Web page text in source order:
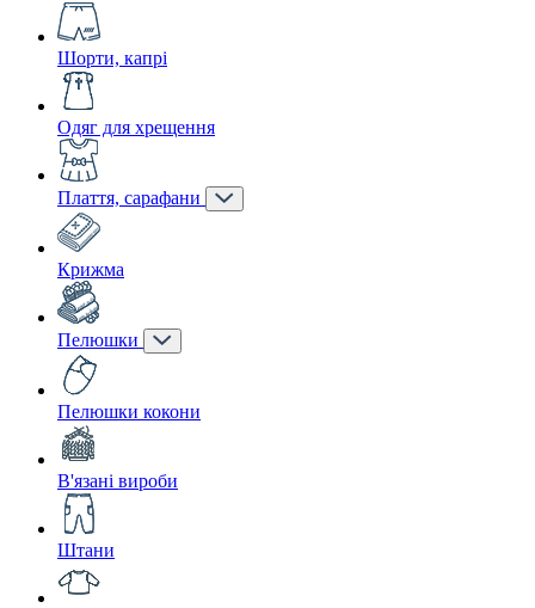
Шорти, капрі
Одяг для хрещення
Плаття, сарафани
Крижма
Пелюшки
Пелюшки кокони
В'язані вироби
Штани